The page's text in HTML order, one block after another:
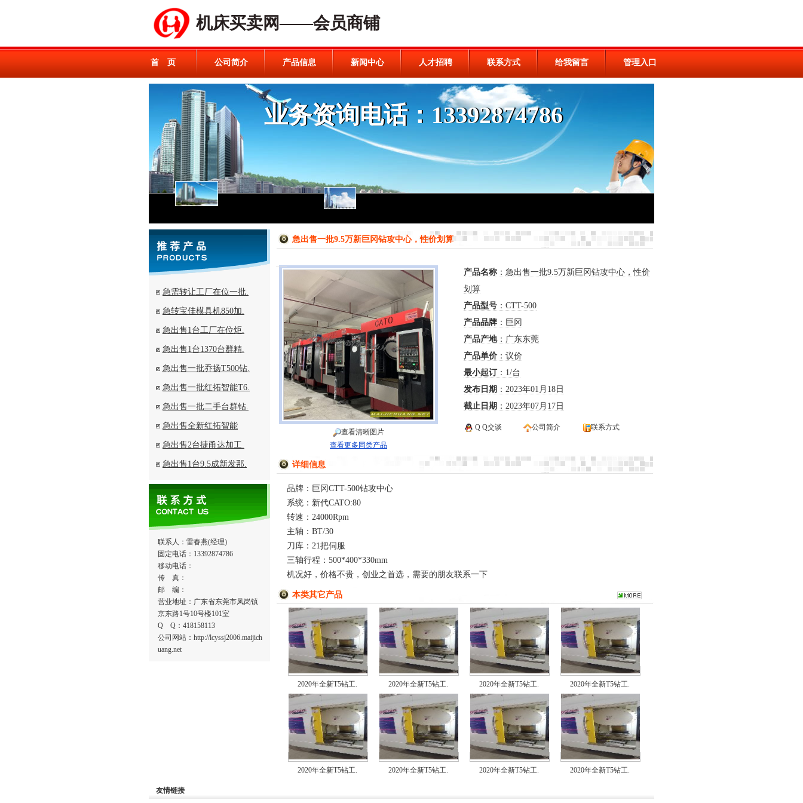
机床买卖网——会员商铺
首 页 公司简介 产品信息 新闻中心 人才招聘 联系方式 给我留言 管理入口
急需转让工厂在位一批.
急转宝佳模具机850加.
急出售1台工厂在位炬.
急出售1台1370台群精.
急出售一批乔扬T500钻.
急出售一批红拓智能T6.
急出售一批二手台群钻.
急出售全新红拓智能
急出售2台捷甬达加工.
急出售1台9.5成新发那.
联系人：雷春燕(经理)
固定电话：13392874786
移动电话：
传 真：
邮 编：
营业地址：广东省东莞市凤岗镇
京东路1号10号楼101室
Q Q：418158113
公司网站：http://lcyssj2006.maijich
uang.net
急出售一批9.5万新巨冈钻攻中心，性价划算
查看清晰图片
查看更多同类产品
产品名称 ：急出售一批9.5万新巨冈钻攻中心，性价
划算
产品型号 ：CTT-500
产品品牌 ：巨冈
产品产地：广东东莞
产品单价 ：议价
最小起订：1/台
发布日期 ：2023年01月18日
截止日期 ：2023年07月17日
Q Q交谈 公司简介 联系方式
详细信息
品牌：巨冈CTT-500钻攻中心
系统：新代CATO:80
转速：24000Rpm
主轴：BT/30
刀库：21把伺服
三轴行程：500*400*330mm
机况好，价格不贵，创业之首选，需要的朋友联系一下
本类其它产品
2020年全新T5钻工. 2020年全新T5钻工. 2020年全新T5钻工. 2020年全新T5钻工.
2020年全新T5钻工. 2020年全新T5钻工. 2020年全新T5钻工. 2020年全新T5钻工.
友情链接